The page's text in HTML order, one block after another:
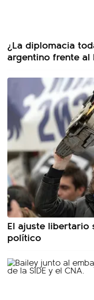
¿La diplomacia
argentino frente al
El ajuste libertario
político